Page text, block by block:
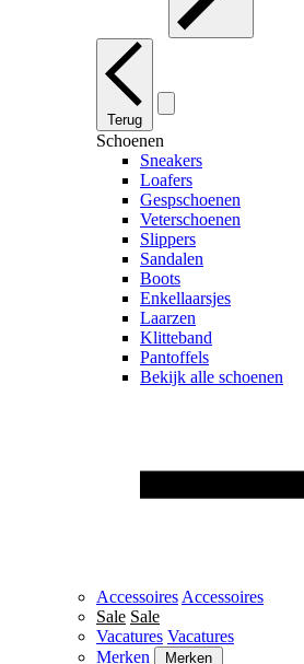
Terug
Schoenen
Sneakers
Loafers
Gespschoenen
Veterschoenen
Slippers
Sandalen
Boots
Enkellaarsjes
Laarzen
Klitteband
Pantoffels
Bekijk alle schoenen
Accessoires Accessoires
Sale Sale
Vacatures Vacatures
Merken
Merken